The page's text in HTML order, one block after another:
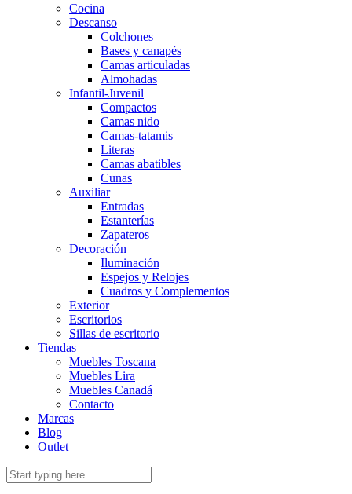
Cocina
Descanso
Colchones
Bases y canapés
Camas articuladas
Almohadas
Infantil-Juvenil
Compactos
Camas nido
Camas-tatamis
Literas
Camas abatibles
Cunas
Auxiliar
Entradas
Estanterías
Zapateros
Decoración
Iluminación
Espejos y Relojes
Cuadros y Complementos
Exterior
Escritorios
Sillas de escritorio
Tiendas
Muebles Toscana
Muebles Lira
Muebles Canadá
Contacto
Marcas
Blog
Outlet